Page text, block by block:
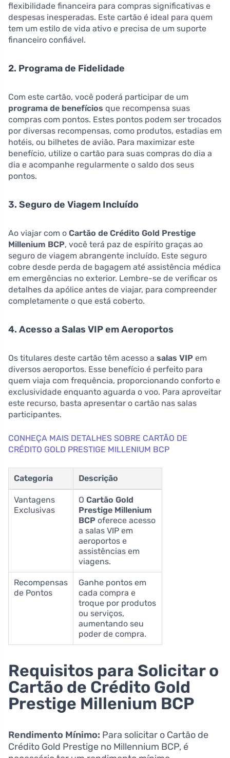
flexibilidade financeira para compras significativas e
despesas inesperadas. Este cartão é ideal para quem
tem um estilo de vida ativo e precisa de um suporte
financeiro confiável.
2. Programa de Fidelidade
Com este cartão, você poderá participar de um
programa de benefícios que recompensa suas
compras com pontos. Estes pontos podem ser trocados
por diversas recompensas, como produtos, estadias em
hotéis, ou bilhetes de avião. Para maximizar este
benefício, utilize o cartão para suas compras do dia a
dia e acompanhe regularmente o saldo dos seus
pontos.
3. Seguro de Viagem Incluído
Ao viajar com o Cartão de Crédito Gold Prestige
Millenium BCP, você terá paz de espírito graças ao
seguro de viagem abrangente incluído. Este seguro
cobre desde perda de bagagem até assistência médica
em emergências no exterior. Lembre-se de verificar os
detalhes da apólice antes de viajar, para compreender
completamente o que está coberto.
4. Acesso a Salas VIP em Aeroportos
Os titulares deste cartão têm acesso a salas VIP em
diversos aeroportos. Esse benefício é perfeito para
quem viaja com frequência, proporcionando conforto e
exclusividade enquanto aguarda o voo. Para aproveitar
este recurso, basta apresentar o cartão nas salas
participantes.
CONHEÇA MAIS DETALHES SOBRE CARTÃO DE
CRÉDITO GOLD PRESTIGE MILLENIUM BCP
Categoria Descrição
Vantagens
Exclusivas
O Cartão Gold
Prestige Millenium
BCP oferece acesso
a salas VIP em
aeroportos e
assistências em
viagens.
Recompensas
de Pontos
Ganhe pontos em
cada compra e
troque por produtos
ou serviços,
aumentando seu
poder de compra.
Requisitos para Solicitar o
Cartão de Crédito Gold
Prestige Millenium BCP
Rendimento Mínimo: Para solicitar o Cartão de
Crédito Gold Prestige no Millennium BCP, é